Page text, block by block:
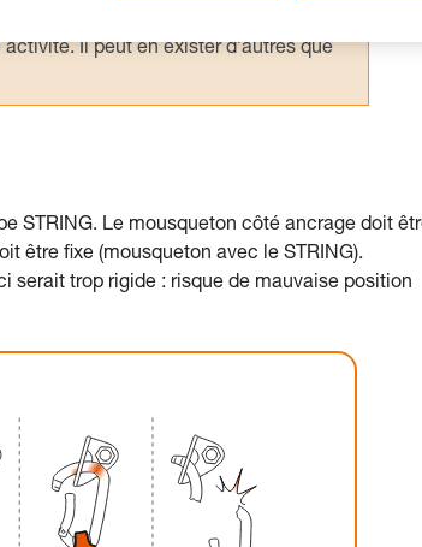
Il peut en exister d’autres que
STRING. Le mousqueton côté ancrage doit
être fixe (mousqueton avec le STRING).
serait trop rigide : risque de mauvaise position